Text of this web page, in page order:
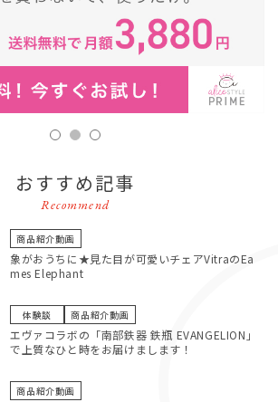
1 2 3
おすすめ記事
Recommend
商品紹介動画
象がおうちに★見た目が可愛いチェアVitraのEa
mes Elephant
体験談 商品紹介動画
エヴァコラボの「南部鉄器 鉄瓶 EVANGELION」
で上質なひと時をお届けまします！
商品紹介動画